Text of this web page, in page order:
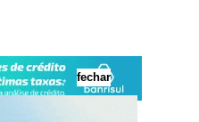
fechar